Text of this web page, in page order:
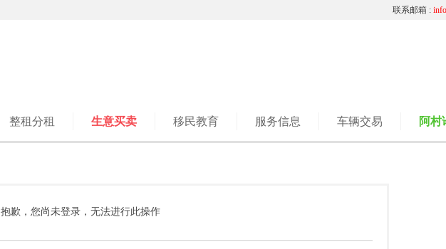
联系邮箱 :
整租分租 生意买卖 移民教育 服务信息 车辆交易 阿村
抱歉，您尚未登录，无法进行此操作